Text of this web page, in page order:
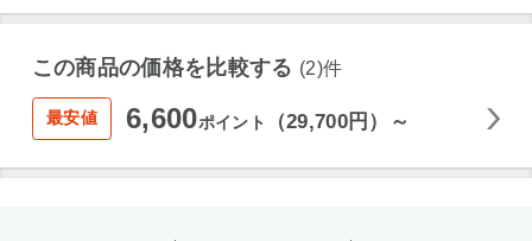
この商品の価格を比較する (2)件
最安値 6,600ポイント （29,700円）～